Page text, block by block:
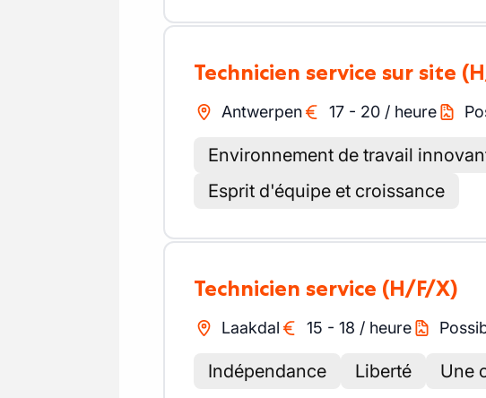
Technicien service sur site
Antwerpen 17 - 20 / heure
Environnement de travail
Esprit d'équipe et croissance
Technicien service (H/F/X)
Laakdal 15 - 18 / heure
Indépendance Liberté Une